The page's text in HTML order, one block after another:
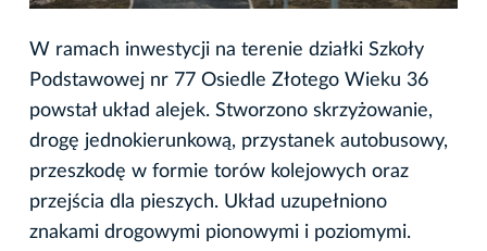
W ramach inwestycji na terenie działki Szkoły
Podstawowej nr 77 Osiedle Złotego Wieku 36
powstał układ alejek. Stworzono skrzyżowanie,
drogę jednokierunkową, przystanek autobusowy,
przeszkodę w formie torów kolejowych oraz
przejścia dla pieszych. Układ uzupełniono
znakami drogowymi pionowymi i poziomymi.